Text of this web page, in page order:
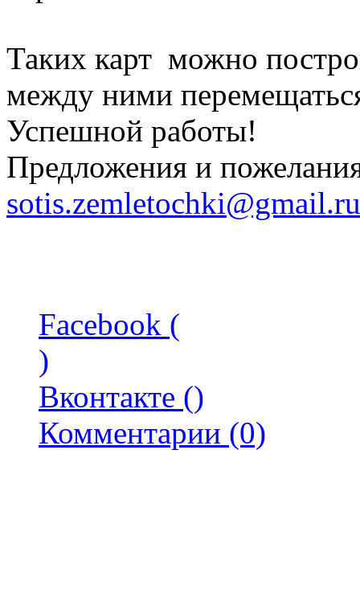
Таких карт можно
между ними
Успешной работы!
Предложения и
sotis.zemletochki@gmail.ru
Facebook (
)
Вконтакте ()
Комментарии (0)